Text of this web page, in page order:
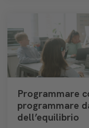
Programmare
programmare
dell’equilibrio